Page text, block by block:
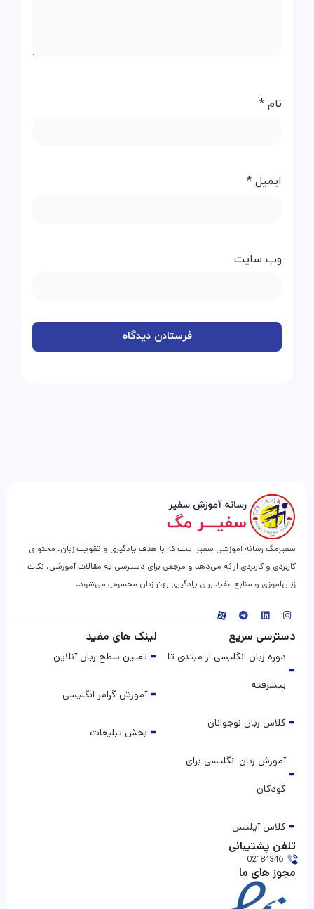
نام *
ایمیل *
وب‌ سایت
سفیرمگ رسانه آموزشی سفیر است که با هدف یادگیری و تقویت زبان، محتوای
کاربردی و کاربردی ارائه می‌دهد و مرجعی برای دسترسی به مقالات آموزشی، نکات
زبان‌آموزی و منابع مفید برای یادگیری بهتر زبان محسوب می‌شود.
دسترسی سریع
دوره زبان انگلیسی از مبتدی تا
پیشرفته
کلاس زبان نوجوانان
آموزش زبان انگلیسی برای
کودکان
کلاس آیلتس
لینک های مفید
تعیین سطح زبان آنلاین
آموزش گرامر انگلیسی
بخش تبلیغات
تلفن پشتیبانی
02184346
مجوز های ما